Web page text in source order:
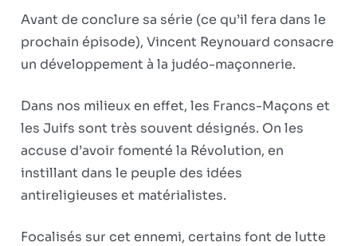
Civilisation
Europénne.
Ep.
Ne
pas
Avant de conclure sa série (ce qu’il fera dans le
prochain épisode), Vincent Reynouard consacre
un développement à la judéo-maçonnerie.
Dans nos milieux en effet, les Francs-Maçons et
les Juifs sont très souvent désignés. On les
accuse d’avoir fomenté la Révolution, en
instillant dans le peuple des idées
antireligieuses et matérialistes.
Focalisés sur cet ennemi, certains font de lutte